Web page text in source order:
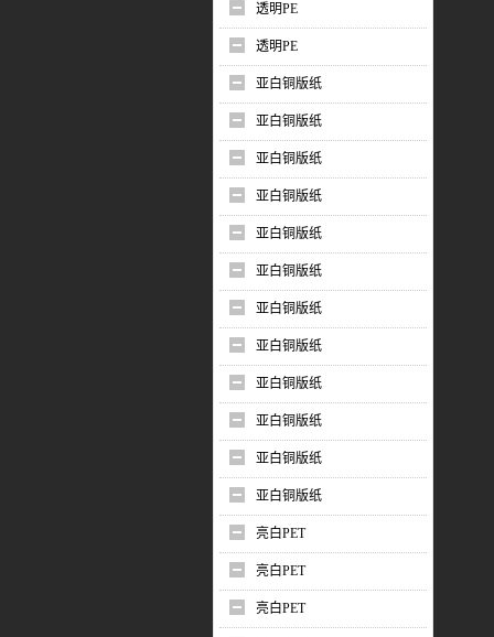
透明PE
透明PE
亚白铜版纸
亚白铜版纸
亚白铜版纸
亚白铜版纸
亚白铜版纸
亚白铜版纸
亚白铜版纸
亚白铜版纸
亚白铜版纸
亚白铜版纸
亚白铜版纸
亚白铜版纸
亮白PET
亮白PET
亮白PET